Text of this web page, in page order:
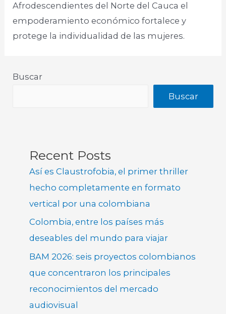
Afrodescendientes del Norte del Cauca el
empoderamiento económico fortalece y
protege la individualidad de las mujeres.​
Buscar
Buscar
Recent Posts
Así es Claustrofobia, el primer thriller
hecho completamente en formato
vertical por una colombiana
Colombia, entre los países más
deseables del mundo para viajar
BAM 2026: seis proyectos colombianos
que concentraron los principales
reconocimientos del mercado
audiovisual